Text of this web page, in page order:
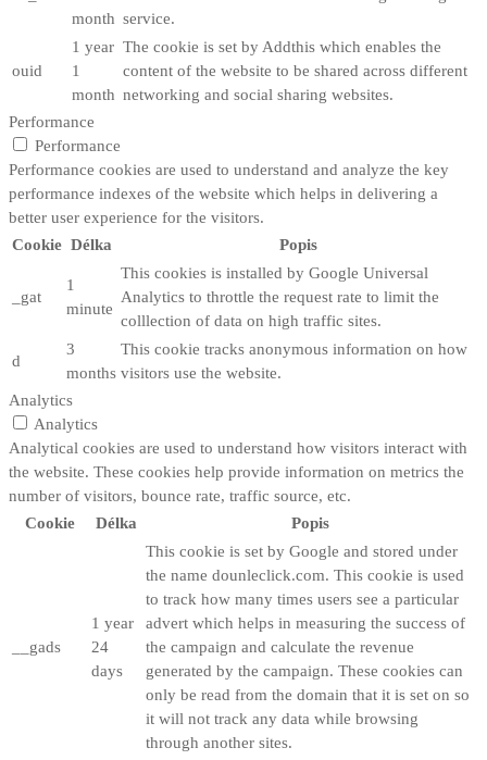
month service.
ouid
1 year
1
month
The cookie is set by Addthis which enables the
content of the website to be shared across different
networking and social sharing websites.
Performance
Performance
Performance cookies are used to understand and analyze the key
performance indexes of the website which helps in delivering a
better user experience for the visitors.
Cookie Délka Popis
_gat
1
minute
This cookies is installed by Google Universal
Analytics to throttle the request rate to limit the
colllection of data on high traffic sites.
d
3
months
This cookie tracks anonymous information on how
visitors use the website.
Analytics
Analytics
Analytical cookies are used to understand how visitors interact with
the website. These cookies help provide information on metrics the
number of visitors, bounce rate, traffic source, etc.
Cookie
Délka Popis
__gads
1 year
24
days
This cookie is set by Google and stored under
the name dounleclick.com. This cookie is used
to track how many times users see a particular
advert which helps in measuring the success of
the campaign and calculate the revenue
generated by the campaign. These cookies can
only be read from the domain that it is set on so
it will not track any data while browsing
through another sites.